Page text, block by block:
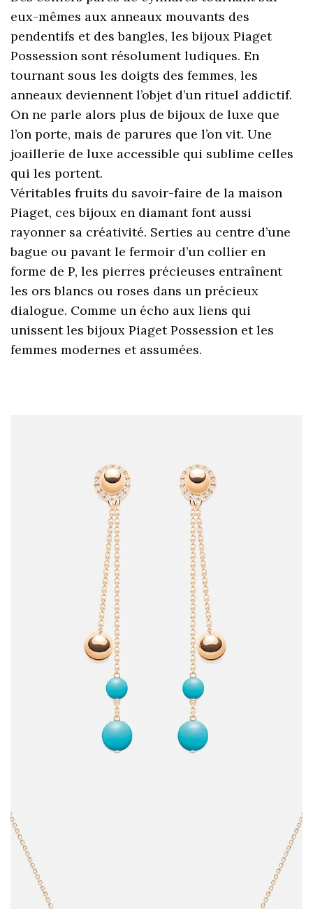
eux-mêmes aux anneaux mouvants des
pendentifs et des bangles, les bijoux Piaget
Possession sont résolument ludiques. En
tournant sous les doigts des femmes, les
anneaux deviennent l’objet d’un rituel addictif.
On ne parle alors plus de bijoux de luxe que
l’on porte, mais de parures que l’on vit. Une
joaillerie de luxe accessible qui sublime celles
qui les portent.
Véritables fruits du savoir-faire de la maison
Piaget, ces bijoux en diamant font aussi
rayonner sa créativité. Serties au centre d’une
bague ou pavant le fermoir d’un collier en
forme de P, les pierres précieuses entraînent
les ors blancs ou roses dans un précieux
dialogue. Comme un écho aux liens qui
unissent les bijoux Piaget Possession et les
femmes modernes et assumées.